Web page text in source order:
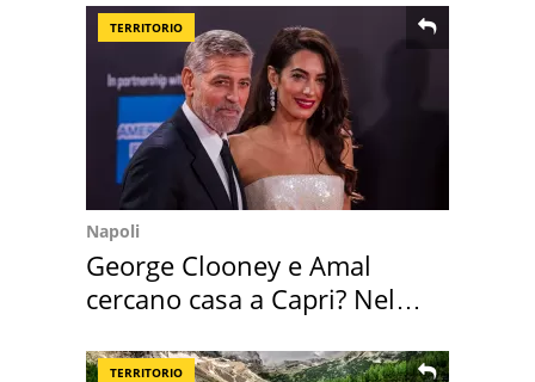
TERRITORIO
Napoli
George Clooney e Amal
cercano casa a Capri? Nel
TERRITORIO